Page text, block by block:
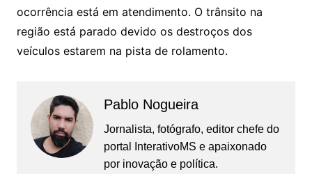
ocorrência está em atendimento. O trânsito na
região está parado devido os destroços dos
veículos estarem na pista de rolamento.
Pablo Nogueira
Jornalista, fotógrafo, editor chefe do
portal InterativoMS e apaixonado
por inovação e política.